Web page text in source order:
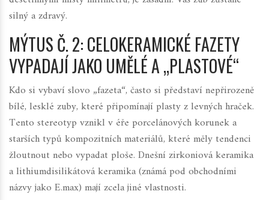
silný a zdravý.
MÝTUS Č. 2: CELOKERAMICKÉ FAZETY
VYPADAJÍ JAKO UMĚLÉ A „PLASTOVÉ“
Kdo si vybaví slovo „fazeta“, často si představí nepřirozeně
bílé, lesklé zuby, které připomínají plasty z levných hraček.
Tento stereotyp vznikl v éře porcelánových korunek a
starších typů kompozitních materiálů, které měly tendenci
žloutnout nebo vypadat ploše. Dnešní zirkoniová keramika
alithiumdisilikátová keramika(známá pod obchodními
názvy jako E.max) mají zcela jiné vlastnosti.